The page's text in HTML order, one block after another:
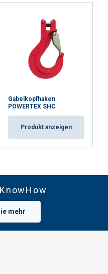
Gabelkopfhaken
POWERTEX SHC
Produkt anzeigen
mehr